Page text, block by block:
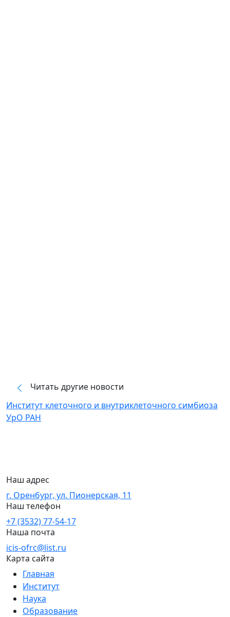
Читать другие новости
Институт клеточного и внутриклеточного симбиоза
УрО РАН
Наш адрес
г. Оренбург, ул. Пионерская, 11
Наш телефон
+7 (3532) 77-54-17
Наша почта
icis-ofrc@list.ru
Карта сайта
Главная
Институт
Наука
Образование